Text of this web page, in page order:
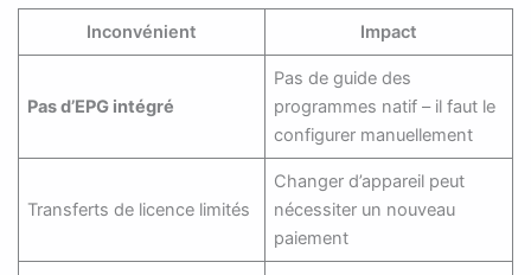
Inconvénient Impact
Pas d’EPG intégré
Pas de guide des
programmes natif – il faut le
configurer manuellement
Transferts de licence limités
Changer d’appareil peut
nécessiter un nouveau
paiement